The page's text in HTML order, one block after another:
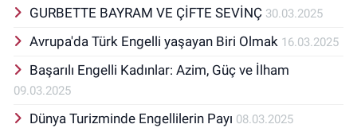
GURBETTE BAYRAM VE ÇİFTE SEVİNÇ 30.03.2025
Avrupa'da Türk Engelli yaşayan Biri Olmak 16.03.2025
Başarılı Engelli Kadınlar: Azim, Güç ve İlham
09.03.2025
Dünya Turizminde Engellilerin Payı 08.03.2025